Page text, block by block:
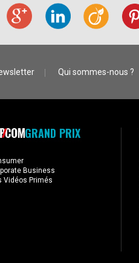
Qui sommes-nous ?
GRAND PRIX
Business
Vidéos Primés